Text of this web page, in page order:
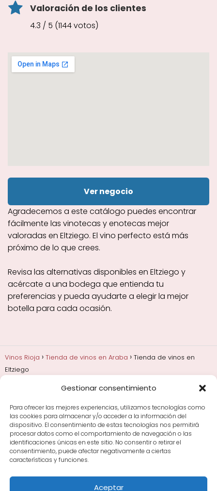
Gestionar consentimiento
Para ofrecer las mejores experiencias, utilizamos tecnologías como
las cookies para almacenar y/o acceder a la información del
dispositivo. El consentimiento de estas tecnologías nos permitirá
procesar datos como el comportamiento de navegación o las
identificaciones únicas en este sitio. No consentir o retirar el
consentimiento, puede afectar negativamente a ciertas
características y funciones.
Aceptar
Valoración de los clientes
4.3 / 5 (1144 votos)
Ver negocio
Agradecemos a este catálogo puedes encontrar
fácilmente las vinotecas y enotecas mejor
valoradas en Eltziego. El vino perfecto está más
próximo de lo que crees.
Revisa las alternativas disponibles en Eltziego y
acércate a una bodega que entienda tu
preferencias y pueda ayudarte a elegir la mejor
botella para cada ocasión.
Vinos Rioja Tienda de vinos en Araba
Tienda de vinos en
Eltziego
Añadas, crianza y guarda
Bodegas y marcas de
Comprar vino
Rioja y guías de regalo
Cultura del vino y
curiosidades
Enoturismo en Rioja
Maridajes y vino en la mesa
Tiendas de vino por
ciudades
Tipos de Rioja y clasificación
bodegas por área